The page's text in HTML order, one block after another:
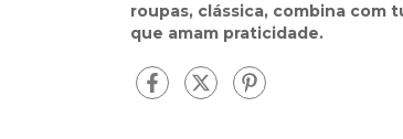
roupas, clássica, combina com
que amam praticidade.